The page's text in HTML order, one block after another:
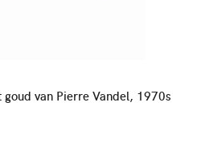
van Pierre Vandel, 1970s